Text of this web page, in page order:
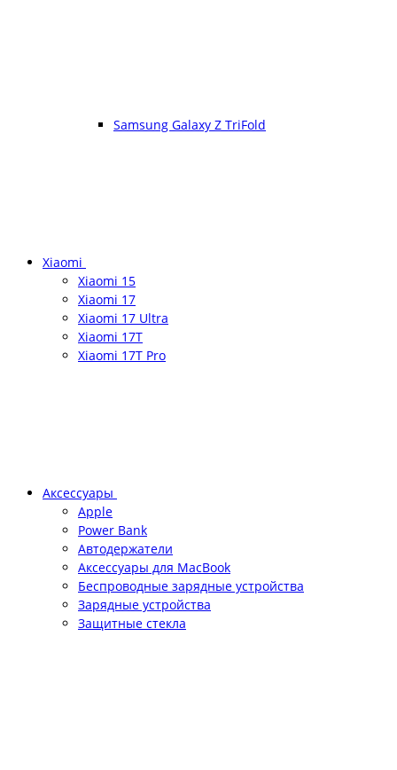
Samsung Galaxy Z TriFold
Xiaomi
Xiaomi 15
Xiaomi 17
Xiaomi 17 Ultra
Xiaomi 17T
Xiaomi 17T Pro
Аксессуары
Apple
Power Bank
Автодержатели
Аксессуары для MacBook
Беспроводные зарядные устройства
Зарядные устройства
Защитные стекла